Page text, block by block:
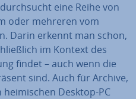
eine Reihe von
oder mehreren vom
Darin erkennt man schon,
im Kontext des
findet – auch wenn die
sind. Auch für Archive,
Desktop-PC